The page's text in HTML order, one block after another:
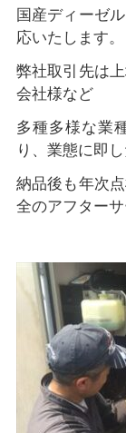
国産ディーゼ
応いたします。
弊社取引先は
会社様など
多種多様な業
り、業態に即
納品後も年次
全のアフターサ